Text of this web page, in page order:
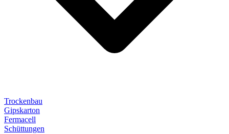
Trockenbau
Gipskarton
Fermacell
Schüttungen